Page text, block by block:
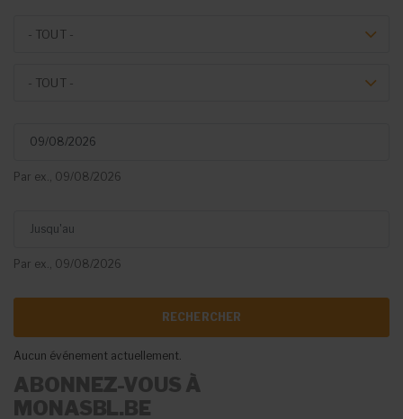
- TOUT -
- TOUT -
Par ex., 09/08/2026
Par ex., 09/08/2026
Aucun événement actuellement.
ABONNEZ-VOUS À
MONASBL.BE